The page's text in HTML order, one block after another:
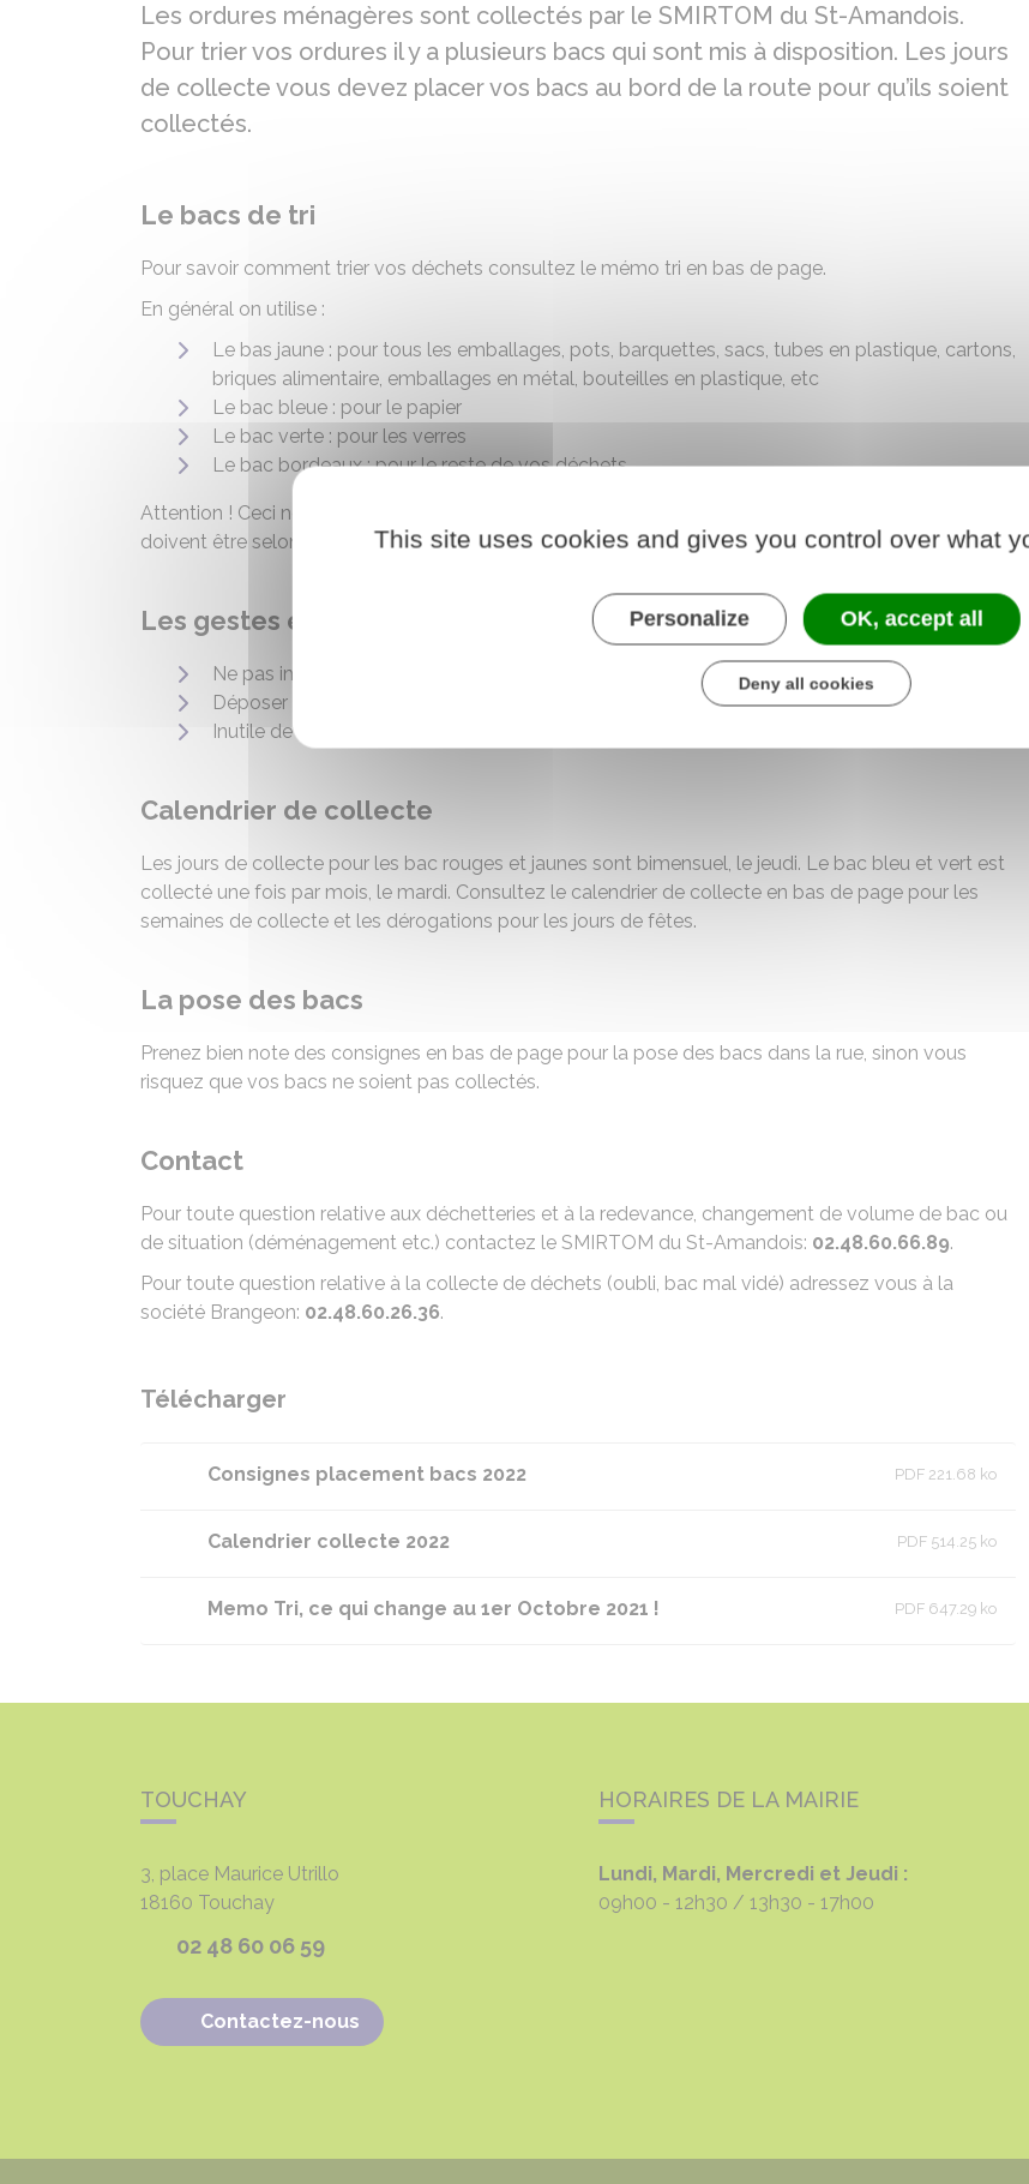
Les ordures ménagères sont collectés par le SMIRTOM du St-Amandois.
Pour trier vos ordures il y a plusieurs bacs qui sont mis à disposition. Les jours
de collecte vous devez placer vos bacs au bord de la route pour qu’ils soient
collectés.
Le bacs de tri
Pour savoir comment trier vos déchets consultez le mémo tri en bas de page.
En général on utilise :
Le bas jaune : pour tous les emballages, pots, barquettes, sacs, tubes en plastique, cartons,
briques alimentaire, emballages en métal, bouteilles en plastique, etc
Le bac bleue : pour le papier
Le bac verte : pour les verres
Le bac bordeaux : pour le reste de vos déchets
Attention ! Ceci ne concerne que les emballages. Les jouets, tuyaux, seaux, bâches, piscines, etc,
doivent être selon la nature du déchet apportés à ladéchèterie.
Les gestes essentiels
Ne pas imbriquer après la collecte.
Déposer en vrac et sans sac
Inutile de les laver
Calendrier de collecte
Les jours de collecte pour les bac rouges et jaunes sont bimensuel, le jeudi. Le bac bleu et vert est
collecté une fois par mois, le mardi. Consultez le calendrier de collecte en bas de page pour les
semaines de collecte et les dérogations pour les jours de fêtes.
La pose des bacs
Prenez bien note des consignes en bas de page pour la pose des bacs dans la rue, sinon vous
risquez que vos bacs ne soient pas collectés.
Contact
Pour toute question relative aux déchetteries et à la redevance, changement de volume de bac ou
de situation (déménagement etc.) contactez le SMIRTOM du St-Amandois: 02.48.60.66.89.
Pour toute question relative à la collecte de déchets (oubli, bac mal vidé) adressez vous à la
société Brangeon: 02.48.60.26.36.
Télécharger
Consignes placement bacs 2022 PDF 221.68 ko
Calendrier collecte 2022 PDF 514.25 ko
Memo Tri, ce qui change au 1er Octobre 2021 ! PDF 647.29 ko
TOUCHAY
3, place Maurice Utrillo
18160 Touchay
02 48 60 06 59
Contactez-nous
HORAIRES DE LA MAIRIE
Lundi, Mardi, Mercredi et Jeudi :
09h00 - 12h30
13h30 - 17h00
This site uses cookies and gives you control over what
Personalize OK, accept all
Deny all cookies